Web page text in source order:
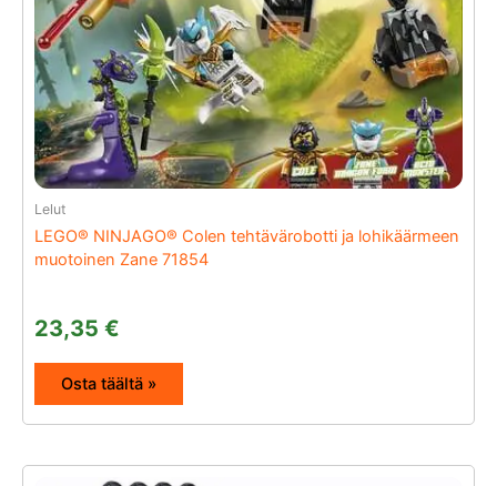
Lelut
LEGO® NINJAGO® Colen tehtävärobotti ja lohikäärmeen
muotoinen Zane 71854
23,35 €
Osta täältä »